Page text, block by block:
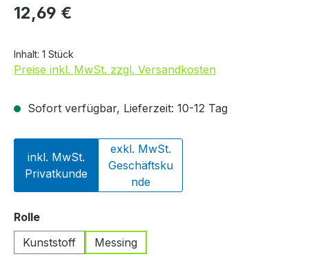
Regulärer Preis:
12,69 €
Inhalt: 1 Stück
Preise inkl. MwSt. zzgl. Versandkosten
Sofort verfügbar, Lieferzeit: 10-12 Tag
inkl. MwSt.
Privatkunde
exkl. MwSt.
Geschäftsku
nde
Rolleauswählen
Kunststoff
Messing